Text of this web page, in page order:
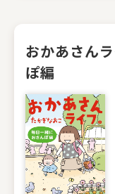
おかあさん
ぽ編